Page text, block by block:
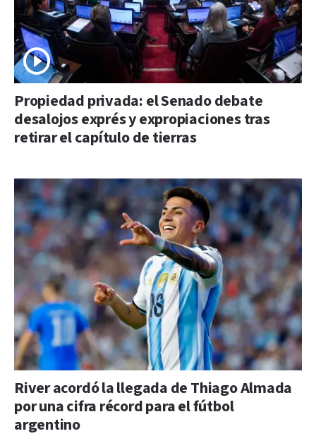
Propiedad privada: el Senado debate
desalojos exprés y expropiaciones tras
retirar el capítulo de tierras
River acordó la llegada de Thiago Almada
por una cifra récord para el fútbol
argentino